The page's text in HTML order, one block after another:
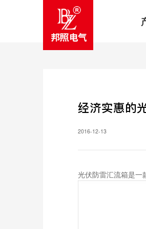
经济实惠的
2016-12-13
光伏防雷汇流箱是一